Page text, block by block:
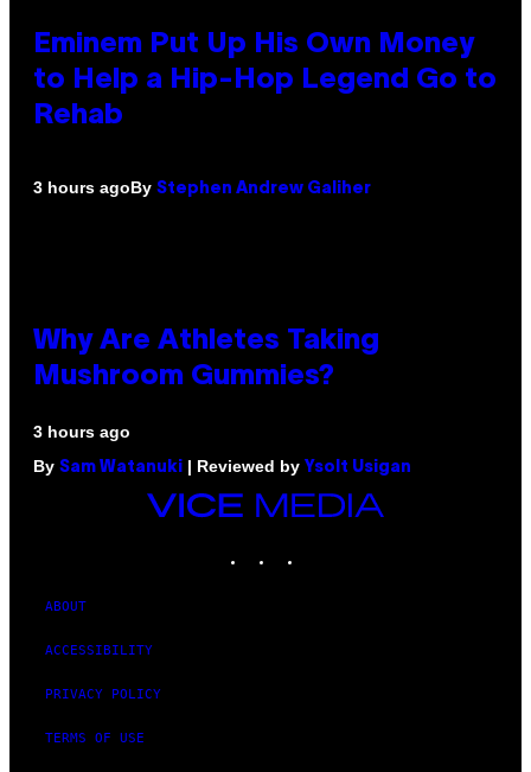
Eminem Put Up His Own Money
to Help a Hip-Hop Legend Go to
Rehab
3 hours agoBy Stephen Andrew Galiher
Why Are Athletes Taking
Mushroom Gummies?
3 hours ago
By Sam Watanuki | Reviewed by Ysolt Usigan
VICE
MEDIA
ABOUT
ACCESSIBILITY
PRIVACY POLICY
TERMS OF USE